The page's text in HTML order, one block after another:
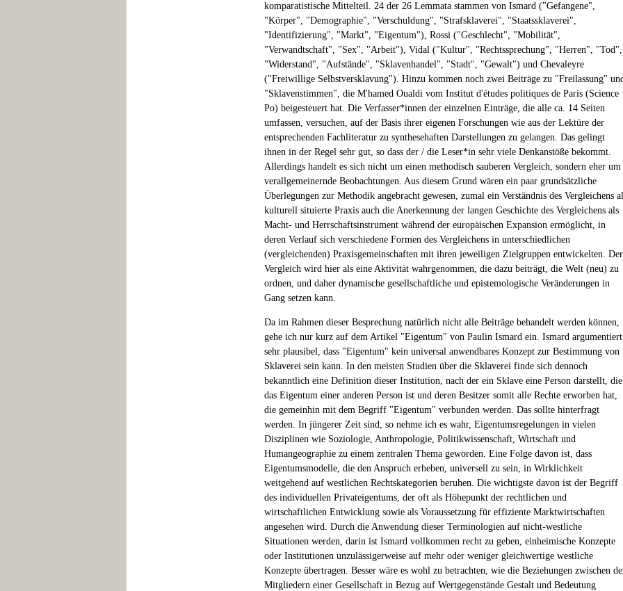
komparatistische Mittelteil. 24 der 26 Lemmata stammen von Ismard ("Gefangene",
"Körper", "Demographie", "Verschuldung", "Strafsklaverei", "Staatssklaverei",
"Identifizierung", "Markt", "Eigentum"), Rossi ("Geschlecht", "Mobilität",
"Verwandtschaft", "Sex", "Arbeit"), Vidal ("Kultur", "Rechtssprechung", "Herren", "Tod",
"Widerstand", "Aufstände", "Sklavenhandel", "Stadt", "Gewalt") und Chevaleyre
("Freiwillige Selbstversklavung"). Hinzu kommen noch zwei Beiträge zu "Freilassung"
"Sklavenstimmen", die M'hamed Oualdi vom Institut d'études politiques de Paris (Science
Po) beigesteuert hat. Die Verfasser*innen der einzelnen Einträge, die alle ca. 14 Seiten
umfassen, versuchen, auf der Basis ihrer eigenen Forschungen wie aus der Lektüre der
entsprechenden Fachliteratur zu synthesehaften Darstellungen zu gelangen. Das gelingt
ihnen in der Regel sehr gut, so dass der / die Leser*in sehr viele Denkanstöße bekommt.
Allerdings handelt es sich nicht um einen methodisch sauberen Vergleich, sondern eher um
verallgemeinernde Beobachtungen. Aus diesem Grund wären ein paar grundsätzliche
Überlegungen zur Methodik angebracht gewesen, zumal ein Verständnis des Vergleichens
kulturell situierte Praxis auch die Anerkennung der langen Geschichte des Vergleichens als
Macht- und Herrschaftsinstrument während der europäischen Expansion ermöglicht, in
deren Verlauf sich verschiedene Formen des Vergleichens in unterschiedlichen
(vergleichenden) Praxisgemeinschaften mit ihren jeweiligen Zielgruppen entwickelten. Der
Vergleich wird hier als eine Aktivität wahrgenommen, die dazu beiträgt, die Welt (neu) zu
ordnen, und daher dynamische gesellschaftliche und epistemologische Veränderungen in
Gang setzen kann.
Da im Rahmen dieser Besprechung natürlich nicht alle Beiträge behandelt werden können,
gehe ich nur kurz auf dem Artikel "Eigentum" von Paulin Ismard ein. Ismard argumentiert
sehr plausibel, dass "Eigentum" kein universal anwendbares Konzept zur Bestimmung von
Sklaverei sein kann. In den meisten Studien über die Sklaverei finde sich dennoch
bekanntlich eine Definition dieser Institution, nach der ein Sklave eine Person darstellt, die
das Eigentum einer anderen Person ist und deren Besitzer somit alle Rechte erworben hat,
die gemeinhin mit dem Begriff "Eigentum" verbunden werden. Das sollte hinterfragt
werden. In jüngerer Zeit sind, so nehme ich es wahr, Eigentumsregelungen in vielen
Disziplinen wie Soziologie, Anthropologie, Politikwissenschaft, Wirtschaft und
Humangeographie zu einem zentralen Thema geworden. Eine Folge davon ist, dass
Eigentumsmodelle, die den Anspruch erheben, universell zu sein, in Wirklichkeit
weitgehend auf westlichen Rechtskategorien beruhen. Die wichtigste davon ist der Begriff
des individuellen Privateigentums, der oft als Höhepunkt der rechtlichen und
wirtschaftlichen Entwicklung sowie als Voraussetzung für effiziente Marktwirtschaften
angesehen wird. Durch die Anwendung dieser Terminologien auf nicht-westliche
Situationen werden, darin ist Ismard vollkommen recht zu geben, einheimische Konzepte
oder Institutionen unzulässigerweise auf mehr oder weniger gleichwertige westliche
Konzepte übertragen. Besser wäre es wohl zu betrachten, wie die Beziehungen zwischen
Mitgliedern einer Gesellschaft in Bezug auf Wertgegenstände Gestalt und Bedeutung